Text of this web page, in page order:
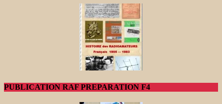
PUBLICATION RAF PREPARATION F4